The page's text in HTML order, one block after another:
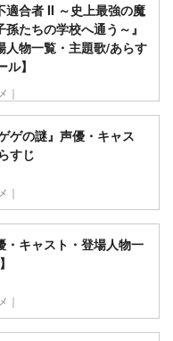
適合者 II ～史上最強の魔
たちの学校へ通う～』
人物一覧・主題歌/あらす
】
｜
ゲの謎』声優・キャス
すじ
｜
・キャスト・登場人物一
｜